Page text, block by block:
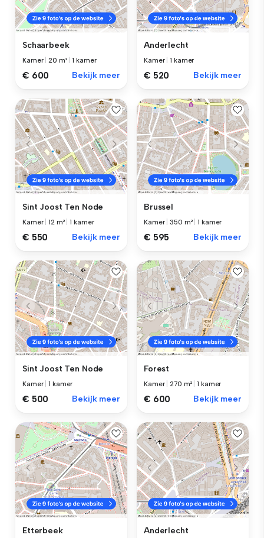
Schaarbeek
Kamer |20 m² |1 kamer
€ 600 Bekijk meer
Anderlecht
Kamer |1 kamer
€ 520 Bekijk meer
Sint Joost Ten Node
Kamer |12 m² |1 kamer
€ 550 Bekijk meer
Brussel
Kamer |350 m² |1 kamer
€ 595 Bekijk meer
Sint Joost Ten Node
Kamer |1 kamer
€ 500 Bekijk meer
Forest
Kamer |270 m² |1 kamer
€ 600 Bekijk meer
Etterbeek Anderlecht